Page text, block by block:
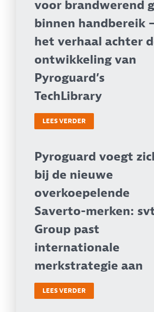
voor brandwerend
binnen handbereik
het verhaal achter
ontwikkeling van
Pyroguard’s
TechLibrary
LEES VERDER
Pyroguard voegt
bij de nieuwe
overkoepelende
Saverto-merken:
Group past
internationale
merkstrategie aan
LEES VERDER